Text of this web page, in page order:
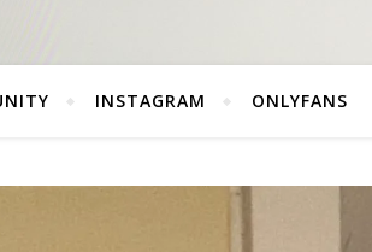
INSTAGRAM ONLYFANS